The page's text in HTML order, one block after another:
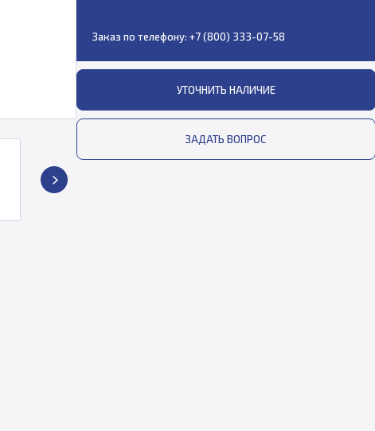
Заказ по телефону: +7 (800) 333-07-58
УТОЧНИТЬ НАЛИЧИЕ
ЗАДАТЬ ВОПРОС